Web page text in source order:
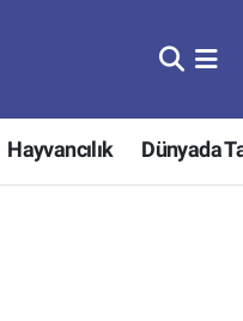
Hayvancılık Dünyada